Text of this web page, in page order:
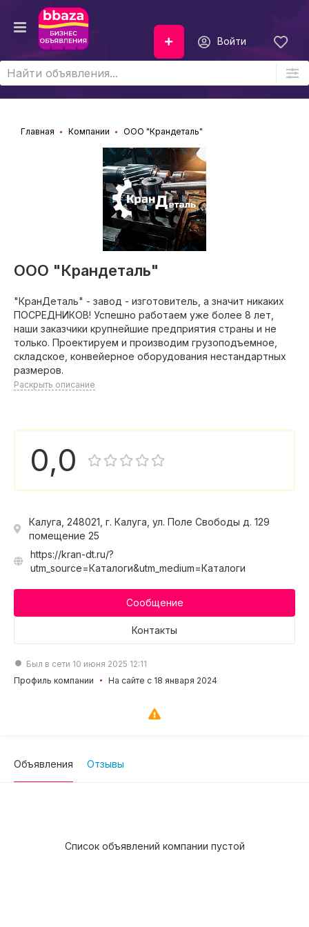
Войти
Главная Компании ООО "Крандеталь"
ООО "Крандеталь"
"КранДеталь" - завод - изготовитель, а значит никаких
ПОСРЕДНИКОВ! Успешно работаем уже более 8 лет,
наши заказчики крупнейшие предприятия страны и не
только. Проектируем и производим грузоподъемное,
складское, конвейерное оборудования нестандартных
размеров.
Раскрыть описание
0,0
Калуга, 248021, г. Калуга, ул. Поле Свободы д. 129
помещение 25
https://kran-dt.ru/?
utm_source=Каталоги&utm_medium=Каталоги
Сообщение
Контакты
Был в сети 10 июня 2025 12:11
Профиль компании
На сайте с 18 января 2024
Объявления Отзывы
Список объявлений компании пустой